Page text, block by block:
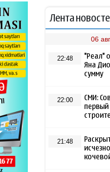
Лента
06
22:48
"Реал"
Яна
сумму
22:00
СМИ:
первый
21:48